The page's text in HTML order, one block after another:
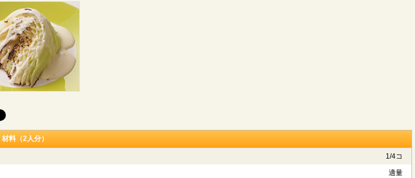
材料（2人分）
1/4コ
適量